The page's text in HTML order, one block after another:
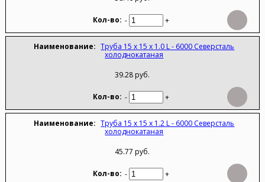
- +
Труба 15 х 15 х 1.0 L - 6000 Северсталь
холоднокатаная
39.28 руб.
- +
Труба 15 х 15 х 1.2 L - 6000 Северсталь
холоднокатаная
45.77 руб.
- +